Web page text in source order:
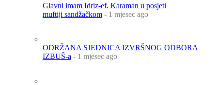
Glavni imam Idriz-ef. Karaman u posjeti
muftiji sandžačkom - 1 mjesec ago
ODRŽANA SJEDNICA IZVRŠNOG ODBORA
IZBUŠ-a - 1 mjesec ago